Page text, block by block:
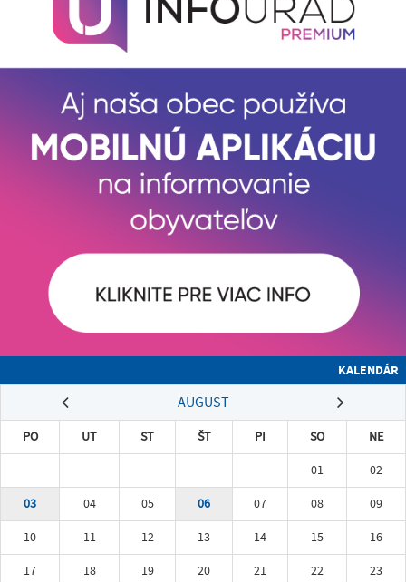
KALENDÁR
AUGUST
PO UT ST ŠT PI SO
NE
01
02
03
04 05 06 07 08
09
10
11 12 13 14 15
16
17
18 19 20 21 22
23